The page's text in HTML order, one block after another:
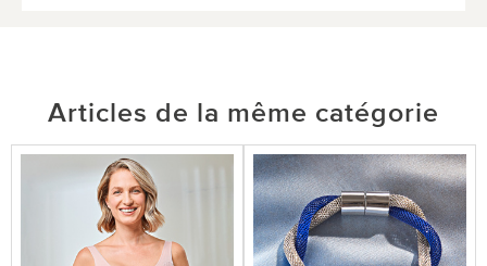
Articles de la même catégorie